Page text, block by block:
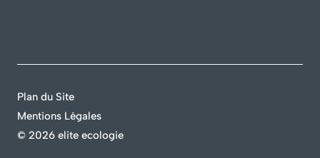
© 2026 elite ecologie
Plan du Site
Mentions Légales